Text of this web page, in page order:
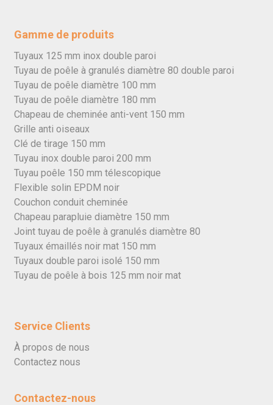
Gamme de produits
Tuyaux 125 mm inox double paroi
Tuyau de poêle à granulés diamètre 80 double paroi
Tuyau de poêle diamètre 100 mm
Tuyau de poêle diamètre 180 mm
Chapeau de cheminée anti-vent 150 mm
Grille anti oiseaux
Clé de tirage 150 mm
Tuyau inox double paroi 200 mm
Tuyau poêle 150 mm télescopique
Flexible solin EPDM noir
Couchon conduit cheminée
Chapeau parapluie diamètre 150 mm
Joint tuyau de poêle à granulés diamètre 80
Tuyaux émaillés noir mat 150 mm
Tuyaux double paroi isolé 150 mm
Tuyau de poêle à bois 125 mm noir mat
Service Clients
À propos de nous
Contactez nous
Contactez-nous